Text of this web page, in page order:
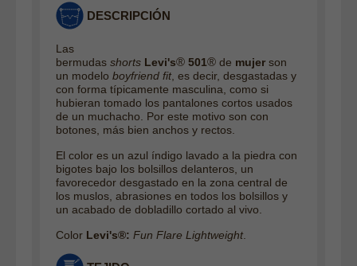
DESCRIPCIÓN
Las
bermudas shorts Levi's® 501® de mujer son
un modelo boyfriend fit, es decir, desgastadas y
con forma típicamente masculina, como si
hubieran tomado los pantalones cortos usados
de un muchacho. Por este motivo son con
botones, más bien anchos y rectos.
El color es un azul índigo lavado a la piedra con
bigotes bajo los bolsillos delanteros, un
favorecedor desgastado en la zona central de
los muslos, abrasiones en todos los bolsillos y
un acabado de dobladillo cortado al vivo.
Color Levi's®: Fun Flare Lightweight.